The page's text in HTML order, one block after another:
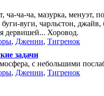
ча-ча-ча, мазурка, менуэт,
вуги, чарльстон,
дервишей... Хоровод.
, Дженни, Тигренок
задачи
с небольшими
, Дженни, Тигренок